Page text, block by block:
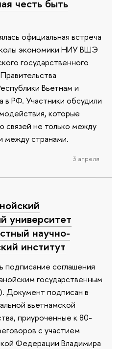
честь быть
официальная встреча
экономики НИУ ВШЭ
государственного
Вьетнам и
в РФ. Участники обсудили
которые
связей не только между
между странами.
3 апреля
университет
научно-
институт
подписание соглашения
государственным
Документ подписан в
вьетнамской
приуроченные к 80-
с участием
Федерации Владимира